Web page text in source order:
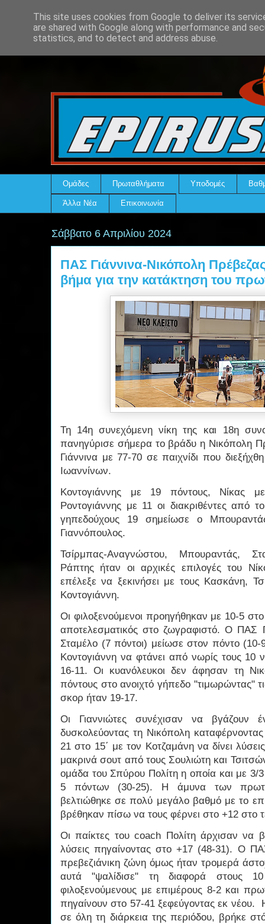
Ομάδες Πρωταθλήματα Υποδομές
Άλλα Νέα Επικοινωνία
Σάββατο 6 Απριλίου 2024
ΠΑΣ Γιάννινα-Νικόπολη
βήμα για την κατάκτηση του
Τη 14η συνεχόμενη νίκη της και 18η
πανηγύρισε σήμερα το βράδυ η Νικόπολη
Γιάννινα με 77-70 σε παιχνίδι που
Ιωαννίνων.
Κοντογιάννης με 19 πόντους, Νίκας
Ροντογιάννης με 11 οι διακριθέντες από
γηπεδούχους 19 σημείωσε ο
Γιαννόπουλος.
Τσίρμπας-Αναγνώστου, Μπουραντάς,
Ράπτης ήταν οι αρχικές επιλογές του
επέλεξε να ξεκινήσει με τους Κασκάνη,
Κοντογιάννη.
Οι φιλοξενούμενοι προηγήθηκαν με 10-5
αποτελεσματικός στο ζωγραφιστό. Ο ΠΑΣ
Σταμέλο (7 πόντοι) μείωσε στον πόντο (10-
Κοντογιάννη να φτάνει από νωρίς τους
16-11. Οι κυανόλευκοι δεν άφησαν τη
πόντους στο ανοιχτό γήπεδο "τιμωρώντας"
σκορ ήταν 19-17.
Οι Γιαννιώτες συνέχισαν να βγάζουν
δυσκολεύοντας τη Νικόπολη
21 στο 15΄ με τον Κοτζαμάνη να δίνει
μακρινά σουτ από τους Σουλιώτη και
ομάδα του Σπύρου Πολίτη η οποία και με 3/
5 πόντων (30-25). Η άμυνα των
βελτιώθηκε σε πολύ μεγάλο βαθμό με το
βρέθηκαν πίσω να τους φέρνει στο +12 στο
Οι παίκτες του coach Πολίτη άρχισαν να
λύσεις πηγαίνοντας στο +17 (48-31). Ο
πρεβεζιάνικη ζώνη όμως ήταν τρομερά
αυτά "ψαλίδισε" τη διαφορά στους
φιλοξενούμενους με επιμέρους 8-2 και
πηγαίνουν στο 57-41 ξεφεύγοντας εκ νέου.
σε όλη τη διάρκεια της περιόδου, βρήκε
This site uses cookies from Google to deliver its
are shared with Google along with performance and
statistics, and to detect and address abuse.